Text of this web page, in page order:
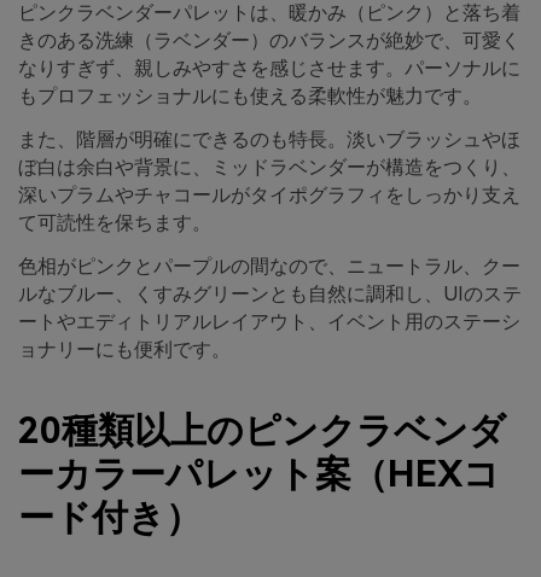
ピンクラベンダーパレットは、暖かみ（ピンク）と落ち着
きのある洗練（ラベンダー）のバランスが絶妙で、可愛く
なりすぎず、親しみやすさを感じさせます。パーソナルに
もプロフェッショナルにも使える柔軟性が魅力です。
また、階層が明確にできるのも特長。淡いブラッシュやほ
ぼ白は余白や背景に、ミッドラベンダーが構造をつくり、
深いプラムやチャコールがタイポグラフィをしっかり支え
て可読性を保ちます。
色相がピンクとパープルの間なので、ニュートラル、クー
ルなブルー、くすみグリーンとも自然に調和し、UIのステ
ートやエディトリアルレイアウト、イベント用のステーシ
ョナリーにも便利です。
20種類以上のピンクラベンダ
ーカラーパレット案（HEXコ
ード付き）